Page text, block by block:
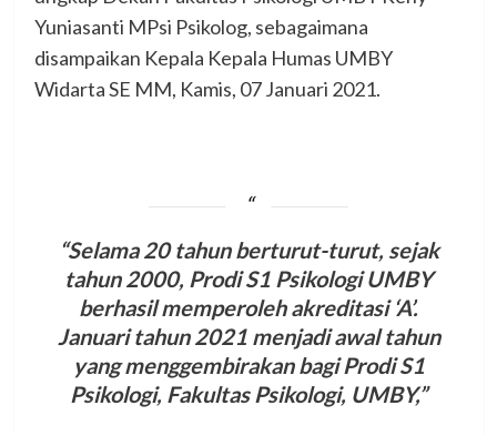
Yuniasanti MPsi Psikolog, sebagaimana
disampaikan Kepala Kepala Humas UMBY
Widarta SE MM, Kamis, 07 Januari 2021.
“Selama 20 tahun berturut-turut, sejak
tahun 2000, Prodi S1 Psikologi UMBY
berhasil memperoleh akreditasi ‘A’.
Januari tahun 2021 menjadi awal tahun
yang menggembirakan bagi Prodi S1
Psikologi, Fakultas Psikologi, UMBY,”